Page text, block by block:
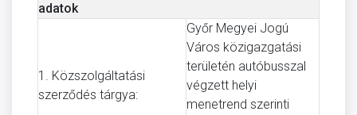
adatok
1. Közszolgáltatási
szerződés tárgya:
Győr Megyei Jogú
Város közigazgatási
területén autóbusszal
végzett helyi
menetrend szerinti